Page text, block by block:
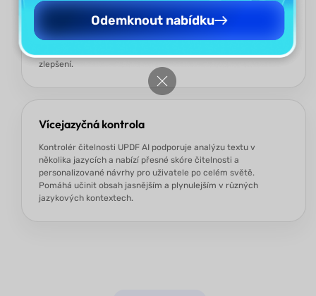
Pokud je potřeba, kontrolér čitelnosti UPDF AI může
poskytnout skóre odpovídající školní úrovni spolu s jasným
písemným komentářem. Pokud je váš text příliš složitý,
zlepšení.
Vícejazyčná kontrola
Kontrolér čitelnosti UPDF AI podporuje analýzu textu v
několika jazycích a nabízí přesné skóre čitelnosti a
personalizované návrhy pro uživatele po celém světě.
Pomáhá učinit obsah jasnějším a plynulejším v různých
jazykových kontextech.
Odemknout nabídku